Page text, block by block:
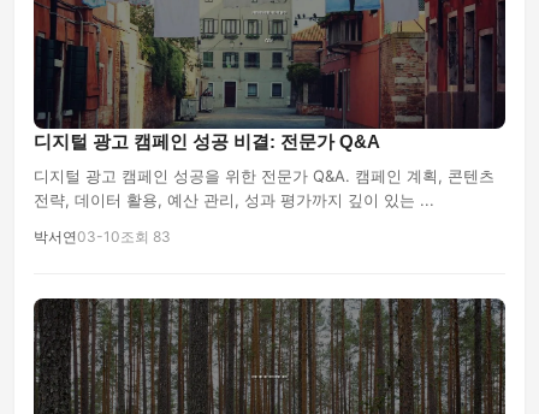
디지털 광고 캠페인 성공 비결: 전문가 Q&A
디지털 광고 캠페인 성공을 위한 전문가 Q&A. 캠페인 계획, 콘텐츠
전략, 데이터 활용, 예산 관리, 성과 평가까지 깊이 있는 ...
박서연03-10조회 83